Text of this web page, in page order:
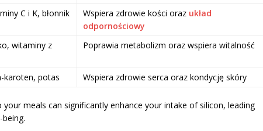
C i K, błonnik Wspiera zdrowie kości oraz układ
odpornościowy
witaminy z
Poprawia metabolizm oraz wspiera witalność
karoten, potas Wspiera zdrowie serca oraz kondycję skóry
meals can significantly enhance your intake of silicon, leading